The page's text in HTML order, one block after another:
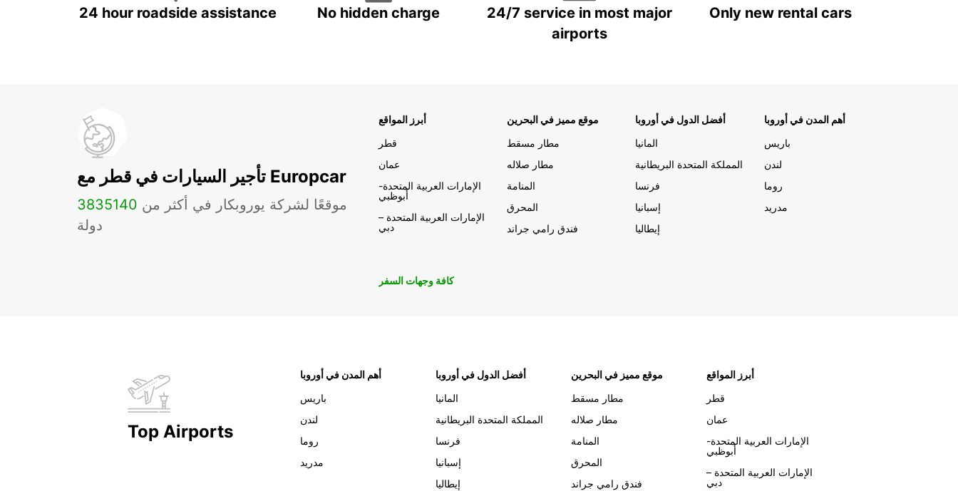
24 hour roadside assistance No hidden charge
24/7 service in most major
airports
Only new rental cars
تأجير السيارات في قطر مع Europcar
3835 موقعًا لشركة يوروبكار في أكثر من 140
دولة
أبرز المواقع
قطر
عمان
الإمارات العربية المتحدة-
أبوظبي
الإمارات العربية المتحدة –
دبي
موقع مميز في البحرين
مطار مسقط
مطار صلاله
المنامة
المحرق
فندق رامي جراند
أفضل الدول في أوروبا
المانيا
المملكة المتحدة البريطانية
فرنسا
إسبانيا
إيطاليا
أهم المدن في أوروبا
باريس
لندن
روما
مدريد
كافة وجهات السفر
Top Airports
أهم المدن في أوروبا
باريس
لندن
روما
مدريد
أفضل الدول في أوروبا
المانيا
المملكة المتحدة البريطانية
فرنسا
إسبانيا
إيطاليا
موقع مميز في البحرين
مطار مسقط
مطار صلاله
المنامة
المحرق
فندق رامي جراند
أبرز المواقع
قطر
عمان
الإمارات العربية المتحدة-
أبوظبي
الإمارات العربية المتحدة –
دبي